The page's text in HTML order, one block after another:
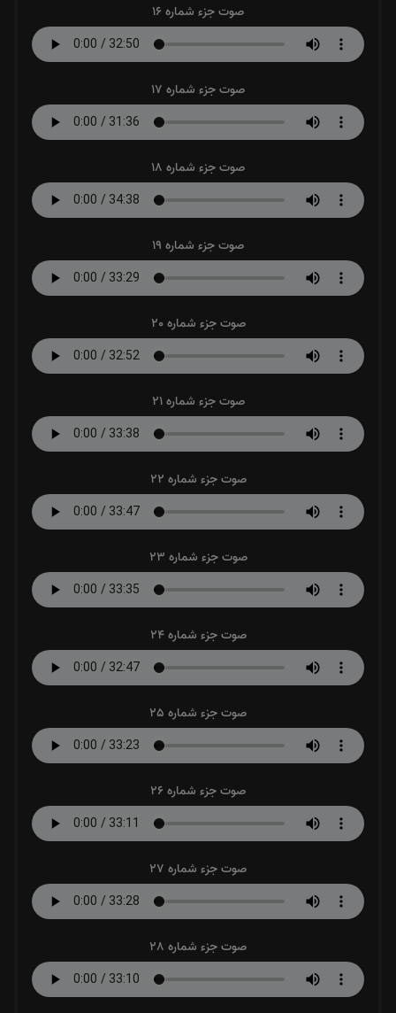
صوت جزء شماره 16
صوت جزء شماره 17
صوت جزء شماره 18
صوت جزء شماره 19
صوت جزء شماره 20
صوت جزء شماره 21
صوت جزء شماره 22
صوت جزء شماره 23
صوت جزء شماره 24
صوت جزء شماره 25
صوت جزء شماره 26
صوت جزء شماره 27
صوت جزء شماره 28